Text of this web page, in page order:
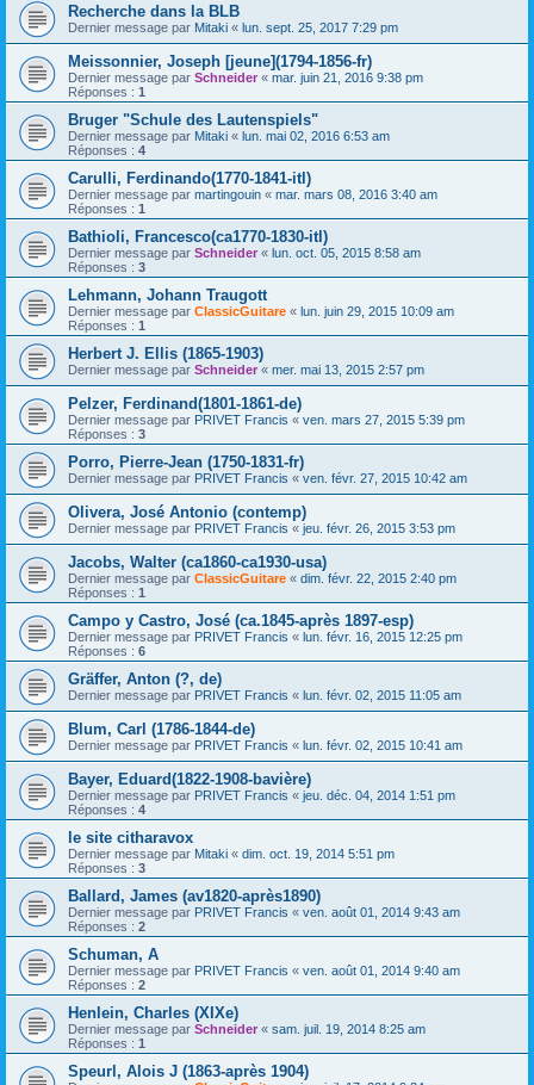
Recherche dans la BLB
Dernier message par Mitaki « lun. sept. 25, 2017 7:29 pm
Meissonnier, Joseph [jeune](1794-1856-fr)
Dernier message par Schneider « mar. juin 21, 2016 9:38 pm
Réponses : 1
Bruger "Schule des Lautenspiels"
Dernier message par Mitaki « lun. mai 02, 2016 6:53 am
Réponses : 4
Carulli, Ferdinando(1770-1841-itl)
Dernier message par martingouin « mar. mars 08, 2016 3:40 am
Réponses : 1
Bathioli, Francesco(ca1770-1830-itl)
Dernier message par Schneider « lun. oct. 05, 2015 8:58 am
Réponses : 3
Lehmann, Johann Traugott
Dernier message par ClassicGuitare « lun. juin 29, 2015 10:09 am
Réponses : 1
Herbert J. Ellis (1865-1903)
Dernier message par Schneider « mer. mai 13, 2015 2:57 pm
Pelzer, Ferdinand(1801-1861-de)
Dernier message par PRIVET Francis « ven. mars 27, 2015 5:39 pm
Réponses : 3
Porro, Pierre-Jean (1750-1831-fr)
Dernier message par PRIVET Francis « ven. févr. 27, 2015 10:42 am
Olivera, José Antonio (contemp)
Dernier message par PRIVET Francis « jeu. févr. 26, 2015 3:53 pm
Jacobs, Walter (ca1860-ca1930-usa)
Dernier message par ClassicGuitare « dim. févr. 22, 2015 2:40 pm
Réponses : 1
Campo y Castro, José (ca.1845-après 1897-esp)
Dernier message par PRIVET Francis « lun. févr. 16, 2015 12:25 pm
Réponses : 6
Gräffer, Anton (?, de)
Dernier message par PRIVET Francis « lun. févr. 02, 2015 11:05 am
Blum, Carl (1786-1844-de)
Dernier message par PRIVET Francis « lun. févr. 02, 2015 10:41 am
Bayer, Eduard(1822-1908-bavière)
Dernier message par PRIVET Francis « jeu. déc. 04, 2014 1:51 pm
Réponses : 4
le site citharavox
Dernier message par Mitaki « dim. oct. 19, 2014 5:51 pm
Réponses : 3
Ballard, James (av1820-après1890)
Dernier message par PRIVET Francis « ven. août 01, 2014 9:43 am
Réponses : 2
Schuman, A
Dernier message par PRIVET Francis « ven. août 01, 2014 9:40 am
Réponses : 2
Henlein, Charles (XIXe)
Dernier message par Schneider « sam. juil. 19, 2014 8:25 am
Réponses : 1
Speurl, Alois J (1863-après 1904)